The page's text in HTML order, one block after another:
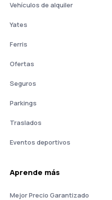
Vehículos de alquiler
Yates
Ferris
Ofertas
Seguros
Parkings
Traslados
Eventos deportivos
Aprende más
Mejor Precio Garantizado